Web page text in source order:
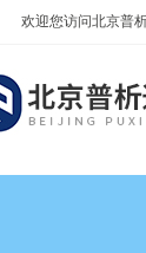
欢迎您访问北京普